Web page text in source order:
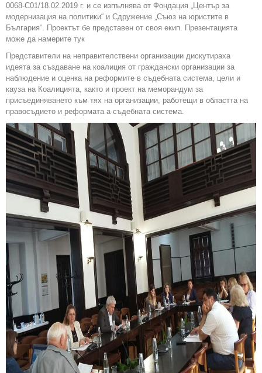
0068-С01/18.02.2019 г. и се изпълнява от Фондация „Център за
модернизация на политики“ и Сдружение „Съюз на юристите в
България“. Проектът бе представен от своя екип. Презентацията
може да намерите тук
Представители на неправителствени организации дискутираха
идеята за създаване на коалиция от граждански организации за
наблюдение и оценка на реформите в съдебната система, цели и
кауза на Коалицията, както и проект на меморандум за
присъединяването към тях на организации, работещи в областта на
правосъдието и реформата а съдебната система.